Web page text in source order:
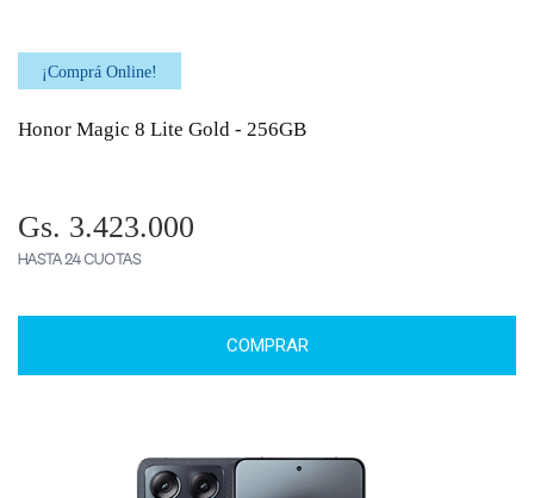
¡Comprá Online!
Honor Magic 8 Lite Gold - 256GB
Gs. 3.423.000
HASTA 24 CUOTAS
COMPRAR